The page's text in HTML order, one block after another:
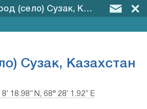
(село) Сузак, Казахстан
Сузак, Казахстан
8′ 18.98″ N, 68° 28′ 1.92″ E